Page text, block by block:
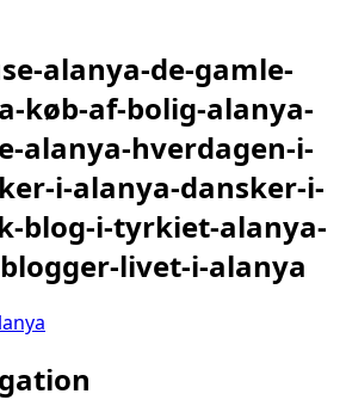
alanya-de-gamle-
køb-af-bolig-alanya-
alanya-hverdagen-i-
i-alanya-dansker-i-
blog-i-tyrkiet-alanya-
livet-i-alanya